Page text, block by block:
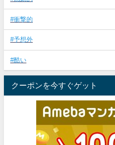
#衝撃的
#予想外
#酷い
クーポンを今すぐゲット